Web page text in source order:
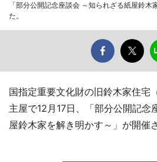
「部分公開記念座談会 ～知られざる紙屋鈴
た。
国指定重要文化財の旧鈴木家住宅
主屋で12月17日、「部分公開記念
屋鈴木家を解き明かす～」が開催